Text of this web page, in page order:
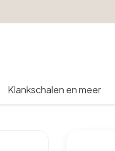
€250
Klankschalen en meer